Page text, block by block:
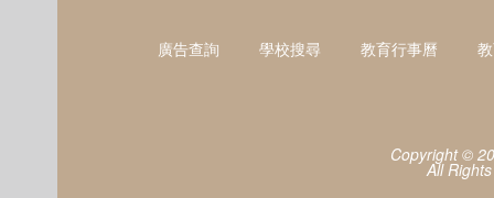
廣告查詢 學校搜尋 教育行事曆
Copyright ©
All